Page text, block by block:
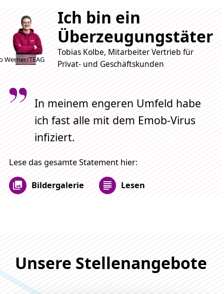
Werner/TEAG
Ich bin ein
Überzeugungstäter
Tobias Kolbe, Mitarbeiter Vertrieb für
Privat- und Geschäftskunden
In meinem engeren Umfeld habe
ich fast alle mit dem Emob-Virus
infiziert.
Lese das gesamte Statement hier:
Bildergalerie Lesen
Unsere Stellenangebote